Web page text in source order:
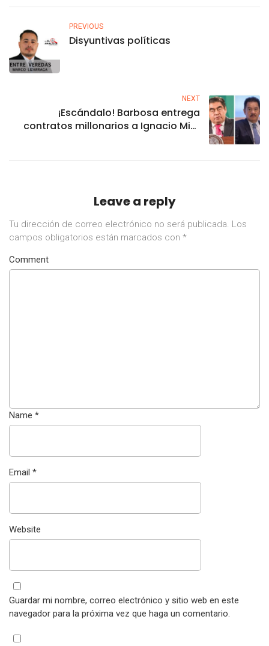
PREVIOUS
Disyuntivas políticas
NEXT
¡Escándalo! Barbosa entrega
contratos millonarios a Ignacio Mier
Leave a reply
Tu dirección de correo electrónico no será publicada. Los
campos obligatorios están marcados con *
Comment
Name *
Email *
Website
Guardar mi nombre, correo electrónico y sitio web en este
navegador para la próxima vez que haga un comentario.